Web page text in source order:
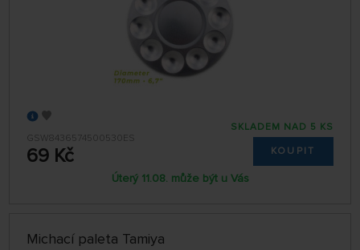
GSW8436574500530ES
69 Kč
SKLADEM NAD 5 KS
KOUPIT
Úterý 11.08. může být u Vás
Michací paleta Tamiya